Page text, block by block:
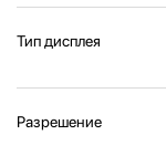
Тип дисплея
Разрешение